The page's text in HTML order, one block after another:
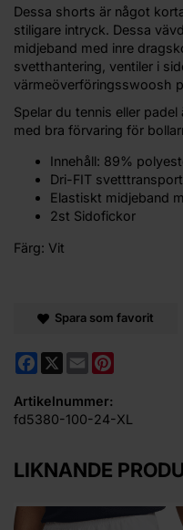
Dessa shorts är något
stiligare intryck. Dessa
midjeband med inre
svetthantering, ventiler i
värmeöverföringsswoosh
Spelar du tennis eller
med bra förvaring för
Innehåll: 89%
Dri-FIT
Elastiskt midjeband
2st Sidofickor
Färg: Vit
Spara som favorit
Facebook
X Email
Artikelnummer:
fd5380-100-24-XL
LIKNANDE